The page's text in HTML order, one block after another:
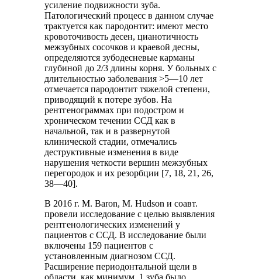
усиление подвижности зуба.
Патологический процесс в данном случае
трактуется как пародонтит: имеют место
кровоточивость десен, цианотичность
межзубных сосочков и краевой десны,
определяются зубодесневые карманы
глубиной до 2/3 длины корня. У больных с
длительностью заболевания >5—10 лет
отмечается пародонтит тяжелой степени,
приводящий к потере зубов. На
рентгенограммах при подостром и
хроническом течении ССД как в
начальной, так и в развернутой
клинической стадии, отмечались
деструктивные изменения в виде
нарушения четкости вершин межзубных
перегородок и их резорбции [7, 18, 21, 26,
38—40].
В 2016 г. М. Baron, M. Hudson и соавт.
провели исследование с целью выявления
рентгенологических изменений у
пациентов с ССД. В исследование были
включены 159 пациентов с
установленным диагнозом ССД.
Расширение периодонтальной щели в
области, как минимум, 1 зуба было